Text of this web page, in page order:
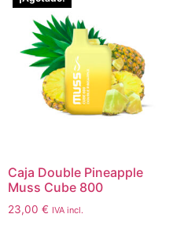
Caja Double Pineapple
Muss Cube 800
23,00 € IVA incl.